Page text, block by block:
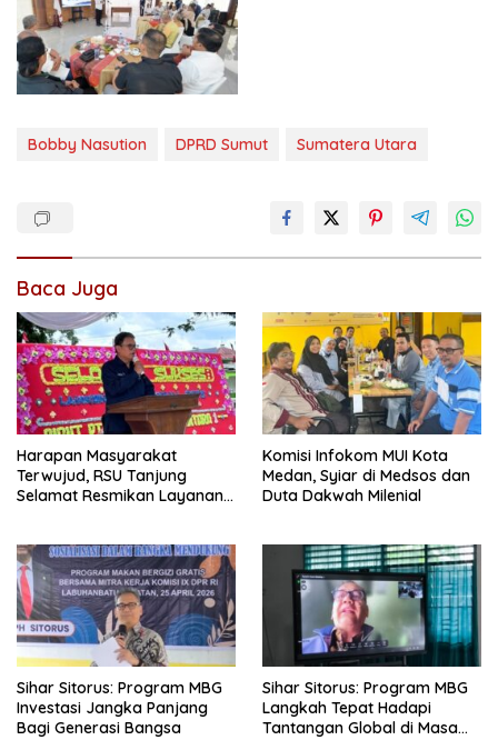
Bobby Nasution DPRD Sumut Sumatera Utara
Baca Juga
Harapan Masyarakat
Terwujud, RSU Tanjung
Selamat Resmikan Layanan
Komisi Infokom MUI Kota
Medan, Syiar di Medsos dan
Duta Dakwah Milenial
Sihar Sitorus: Program MBG
Investasi Jangka Panjang
Bagi Generasi Bangsa
Sihar Sitorus: Program MBG
Langkah Tepat Hadapi
Tantangan Global di Masa